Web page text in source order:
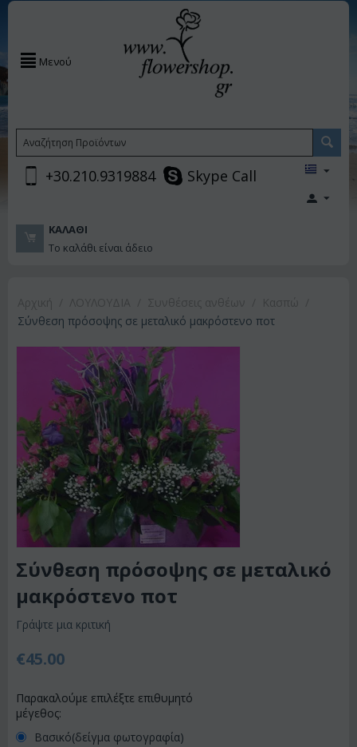
Μενού
+30.210.9319884 Skype Call
ΚΑΛΆΘΙ
Το καλάθι είναι άδειο
Σύνθεση πρόσοψης σε μεταλικό μακρόστενο ποτ
Σύνθεση πρόσοψης σε μεταλικό
μακρόστενο ποτ
Γράψτε μια κριτική
€45.00
Παρακαλούμε επιλέξτε επιθυμητό
μέγεθος:
Βασικό(δείγμα φωτογραφία)